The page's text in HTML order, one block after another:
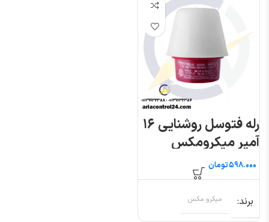
رله فتوسل روشنایی ۱۶
آمپر میکرومکس
تومان
برند میکرو مکس